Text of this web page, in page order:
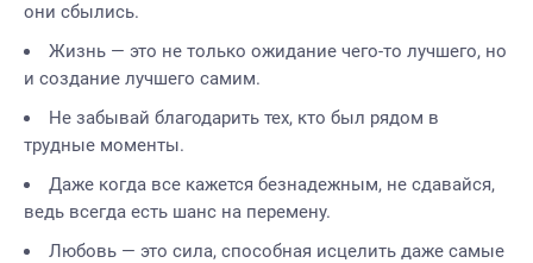
они сбылись.
Жизнь — это не только ожидание чего-то лучшего, но
и создание лучшего самим.
Не забывай благодарить тех, кто был рядом в
трудные моменты.
Даже когда все кажется безнадежным, не сдавайся,
ведь всегда есть шанс на перемену.
Любовь — это сила, способная исцелить даже самые